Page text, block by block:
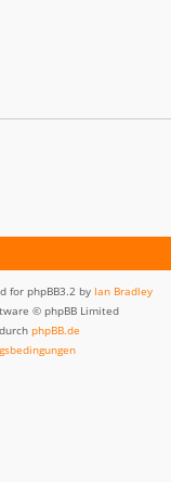
for phpBB3.2 by Ian Bradley
© phpBB Limited
phpBB.de